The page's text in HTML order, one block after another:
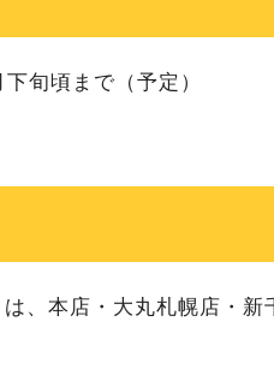
「山親爺」のCMが絵本に！
旬頃まで（予定）
は、本店・大丸札幌店・